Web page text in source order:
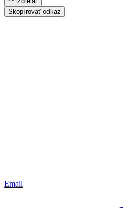
Skopírovať odkaz
Email